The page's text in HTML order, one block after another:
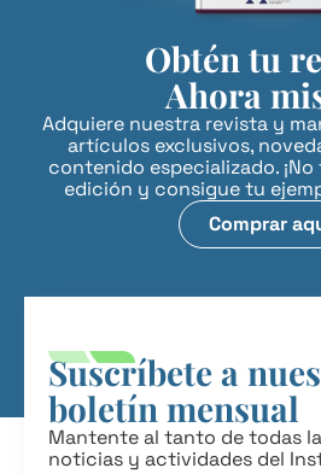
Obtén tu
Ahora
Adquiere nuestra revista y
artículos exclusivos,
contenido especializado.
edición y consigue tu
Comprar
Suscríbete a
boletín mensual
Mantente al tanto de todas
noticias y actividades del